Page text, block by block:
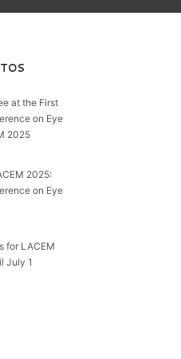
at the First
on Eye
2025
2025:
on Eye
for LACEM
July 1